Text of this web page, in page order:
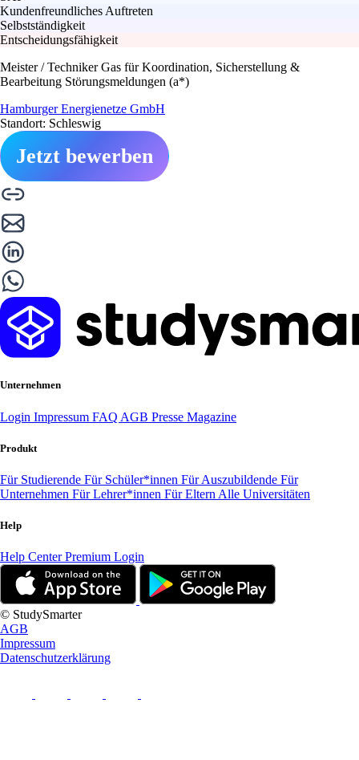
Kundenfreundliches Auftreten
Selbstständigkeit
Entscheidungsfähigkeit
Meister / Techniker Gas für Koordination, Sicherstellung &
Bearbeitung Störungsmeldungen (a*)
Hamburger Energienetze GmbH
Standort: Schleswig
Jetzt bewerben
Unternehmen
Login Impressum FAQ AGB Presse Magazine
Produkt
Für Studierende Für Schüler*innen Für Auszubildende Für
Unternehmen Für Lehrer*innen Für Eltern Alle Universitäten
Help
Help CenterPremium Login
© StudySmarter
AGB
Impressum
Datenschutzerklärung